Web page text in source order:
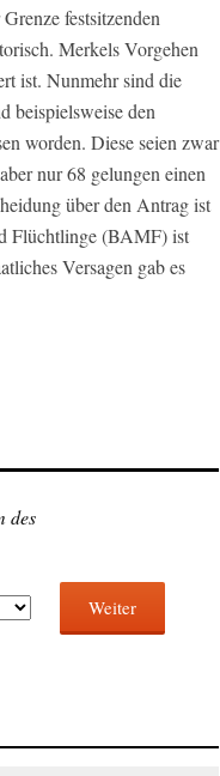
festsitzenden
Merkels Vorgehen
ist. Nunmehr sind die
beispielsweise den
worden. Diese seien zwar
nur 68 gelungen einen
über den Antrag ist
Flüchtlinge (BAMF) ist
Versagen gab es
des
Weiter